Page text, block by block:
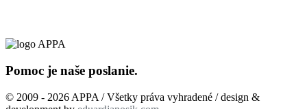
Pomoc je naše poslanie.
© 2009 - 2026 APPA / Všetky práva vyhradené / design &